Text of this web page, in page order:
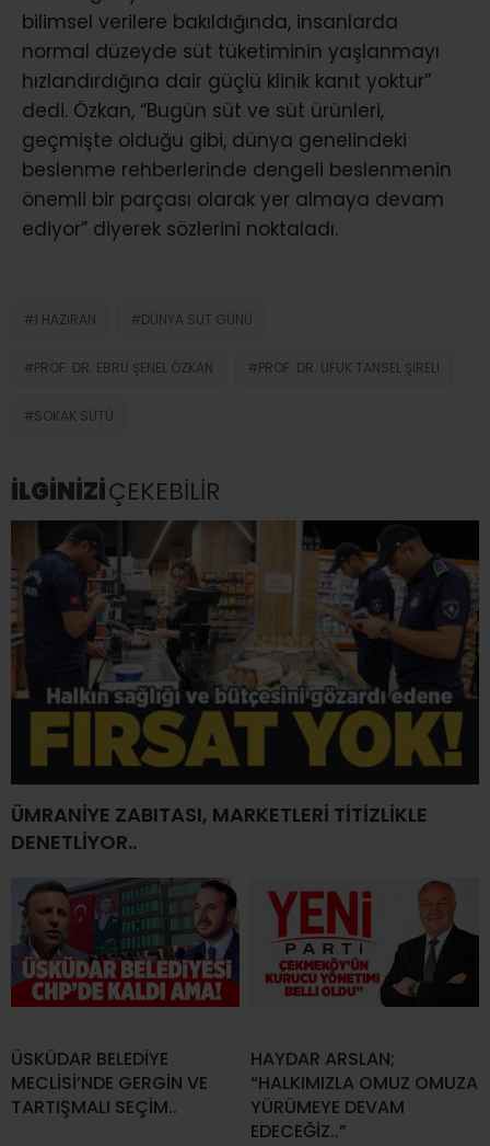
bilimsel verilere bakıldığında, insanlarda
normal düzeyde süt tüketiminin yaşlanmayı
hızlandırdığına dair güçlü klinik kanıt yoktur”
dedi. Özkan, “Bugün süt ve süt ürünleri,
geçmişte olduğu gibi, dünya genelindeki
beslenme rehberlerinde dengeli beslenmenin
önemli bir parçası olarak yer almaya devam
ediyor” diyerek sözlerini noktaladı.
1 HAZIRAN DÜNYA SÜT GÜNÜ
PROF. DR. EBRU ŞENEL ÖZKAN PROF. DR. UFUK TANSEL ŞIRELI
SOKAK SÜTÜ
İLGİNİZİÇEKEBİLİR
ÜMRANİYE ZABITASI, MARKETLERİ TİTİZLİKLE
DENETLİYOR..
ÜSKÜDAR BELEDİYE
MECLİSİ’NDE GERGİN VE
TARTIŞMALI SEÇİM..
HAYDAR ARSLAN;
“HALKIMIZLA OMUZ OMUZA
YÜRÜMEYE DEVAM
EDECEĞİZ..”